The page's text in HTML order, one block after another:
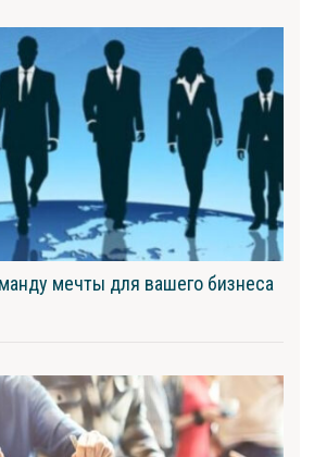
мечты для вашего бизнеса